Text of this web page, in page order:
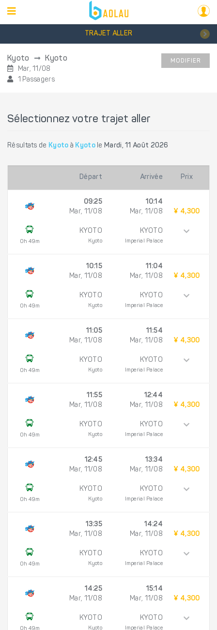
TRAJET ALLER
Kyoto Kyoto
Mar, 11/08
1 Passagers
MODIFIER
Sélectionnez votre trajet aller
Résultats de Kyoto à KyotoleMardi, 11 Août 2026
Départ Arrivée Prix
0h 49m
09:25
Mar, 11/08
KYOTO
Kyoto
10:14
Mar, 11/08
KYOTO
Imperial Palace
¥ 4,300
0h 49m
10:15
Mar, 11/08
KYOTO
Kyoto
11:04
Mar, 11/08
KYOTO
Imperial Palace
¥ 4,300
0h 49m
11:05
Mar, 11/08
KYOTO
Kyoto
11:54
Mar, 11/08
KYOTO
Imperial Palace
¥ 4,300
0h 49m
11:55
Mar, 11/08
KYOTO
Kyoto
12:44
Mar, 11/08
KYOTO
Imperial Palace
¥ 4,300
0h 49m
12:45
Mar, 11/08
KYOTO
Kyoto
13:34
Mar, 11/08
KYOTO
Imperial Palace
¥ 4,300
0h 49m
13:35
Mar, 11/08
KYOTO
Kyoto
14:24
Mar, 11/08
KYOTO
Imperial Palace
¥ 4,300
14:25
Mar, 11/08
KYOTO
Kyoto
15:14
Mar, 11/08
KYOTO
Imperial Palace
¥ 4,300